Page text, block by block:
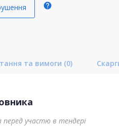
help
та вимоги (0)
перед участю в тендері